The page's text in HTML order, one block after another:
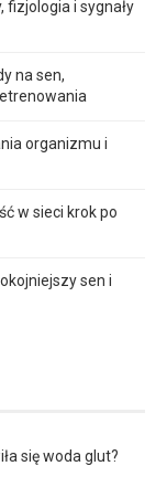
i sygnały
na sen,
organizmu i
w sieci krok po
sen i
się woda glut?